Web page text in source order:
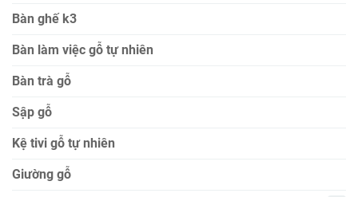
Bàn ghế k3
Bàn làm việc gỗ tự nhiên
Bàn trà gỗ
Sập gỗ
Kệ tivi gỗ tự nhiên
Giường gỗ